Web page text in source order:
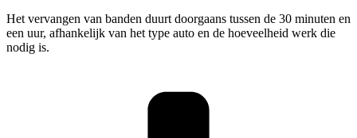
Het vervangen van banden duurt doorgaans tussen de 30 minuten en
een uur, afhankelijk van het type auto en de hoeveelheid werk die
nodig is.